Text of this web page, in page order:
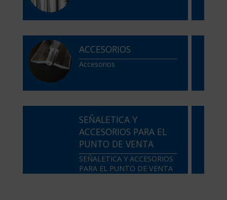
ACCESORIOS
Accesorios
SEÑALETICA Y
ACCESORIOS PARA EL
PUNTO DE VENTA
SEÑALETICA Y ACCESORIOS
PARA EL PUNTO DE VENTA